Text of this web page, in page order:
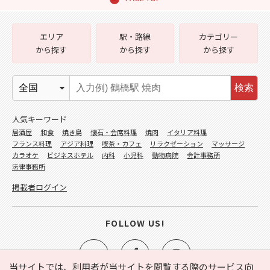
当サイトでは、利用者が当サイトを閲覧する際のサービス向
エリア
から探す
駅・路線
から探す
カテゴリー
から探す
検索
人気キーワード
居酒屋 和食 焼き鳥 懐石・会席料理 焼肉
イタリア料理
フランス料理
アジア料理 喫茶・カフェ リラクゼーション
マッサージ
カラオケ
ビジネスホテル 内科 小児科 動物病院
会計事務所
法律事務所
掲載者ログイン
FOLLOW US!